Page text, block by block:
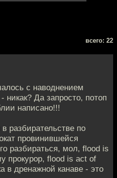
всего: 22
с наводнением
Да запросто, потоп
написано!!!
разбирательстве по
провинившейся
разбираться, мол, flood is
прокурор, flood is act of
в дренажной канаве - это